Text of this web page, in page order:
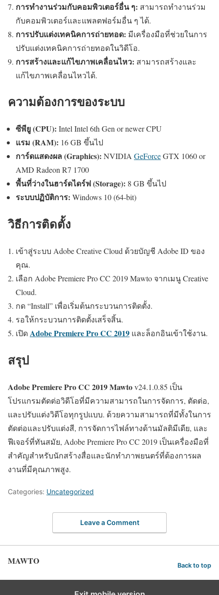
การทำงานร่วมกับคอมพิวเตอร์อื่น ๆ: สามารถทำงานร่วม
กับคอมพิวเตอร์และแพลตฟอร์มอื่น ๆ ได้.
การปรับแต่งเทคนิคการถ่ายทอด: มีเครื่องมือที่ช่วยในการ
ปรับแต่งเทคนิคการถ่ายทอดในวิดีโอ.
การสร้างและแก้ไขภาพเคลื่อนไหว: สามารถสร้างและ
แก้ไขภาพเคลื่อนไหวได้.
ความต้องการของระบบ
ซีพียู (CPU): Intel Intel 6th Gen or newer CPU
แรม (RAM): 16 GB ขึ้นไป
การ์ดแสดงผล (Graphics): NVIDIA GeForceGTX 1060 or
AMD Radeon R7 1700
พื้นที่ว่างในฮาร์ดไดร์ฟ (Storage): 8 GB ขึ้นไป
ระบบปฏิบัติการ: Windows 10 (64-bit)
วิธีการติดตั้ง
เข้าสู่ระบบ Adobe Creative Cloud ด้วยบัญชี Adobe ID ของ
คุณ.
เลือก Adobe Premiere Pro CC 2019 Mawto จากเมนู Creative
Cloud.
กด “Install” เพื่อเริ่มต้นกระบวนการติดตั้ง.
รอให้กระบวนการติดตั้งเสร็จสิ้น.
เปิดAdobe Premiere Pro CC 2019 และล็อกอินเข้าใช้งาน.
สรุป
Adobe Premiere Pro CC 2019 Mawtov24.1.0.85 เป็น
โปรแกรมตัดต่อวิดีโอที่มีความสามารถในการจัดการ, ตัดต่อ,
และปรับแต่งวิดีโอทุกรูปแบบ. ด้วยความสามารถที่มีทั้งในการ
ตัดต่อและปรับแต่งสี, การจัดการไฟล์ทางด้านมัลติมีเดีย, และ
ฟีเจอร์ที่ทันสมัย, Adobe Premiere Pro CC 2019 เป็นเครื่องมือที่
สำคัญสำหรับนักสร้างสื่อและนักทำภาพยนตร์ที่ต้องการผล
งานที่มีคุณภาพสูง.
Categories: Uncategorized
Leave a Comment
MAWTO Back to top